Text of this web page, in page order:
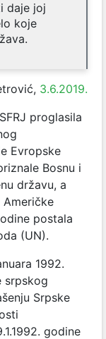
daje joj
koje
3.6.2019.
proglasila
Evropske
Bosnu i
državu, a
Američke
postala
(UN).
1992.
srpskog
Srpske
godine